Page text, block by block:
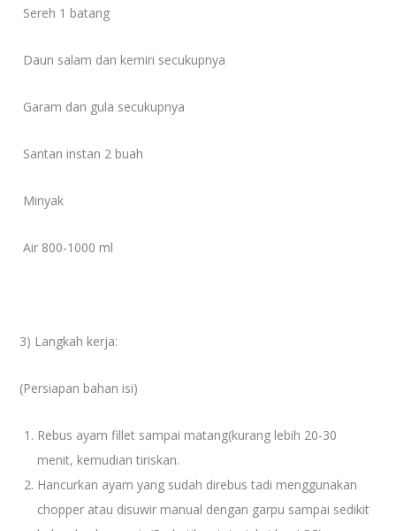
Sereh 1 batang
Daun salam dan kemiri secukupnya
Garam dan gula secukupnya
Santan instan 2 buah
Minyak
Air 800-1000 ml
3) Langkah kerja:
(Persiapan bahan isi)
Rebus ayam fillet sampai matang(kurang lebih 20-30
menit, kemudian tiriskan.
Hancurkan ayam yang sudah direbus tadi menggunakan
chopper atau disuwir manual dengan garpu sampai sedikit